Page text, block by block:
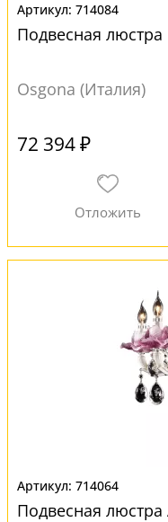
714084
Подвесная люстра
Osgona (Италия)
72 394 ₽
714064
Подвесная люстра